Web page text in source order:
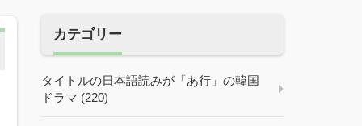
カテゴリー
タイトルの日本語読みが「あ行」の韓国
ドラマ (220)